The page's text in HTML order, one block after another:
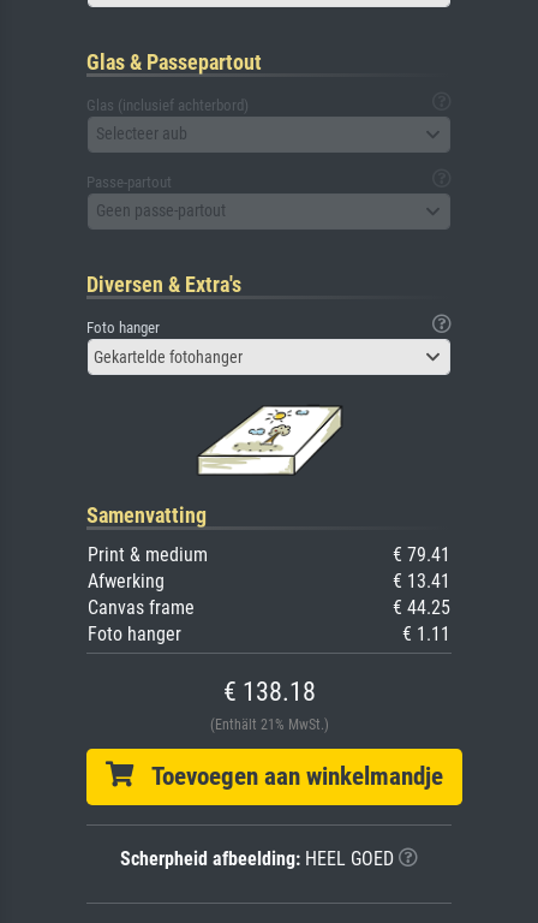
Glas & Passepartout
Glas (inclusief achterbord)
Selecteer aub
Passe-partout
Geen passe-partout
Diversen & Extra's
Foto hanger
Gekartelde fotohanger
Samenvatting
Print & medium
€ 79.41
Afwerking
€ 13.41
Canvas frame
€ 44.25
Foto hanger
€ 1.11
€ 138.18
(Enthält 21% MwSt.)
Toevoegen aan winkelmandje
Scherpheid afbeelding: HEEL GOED